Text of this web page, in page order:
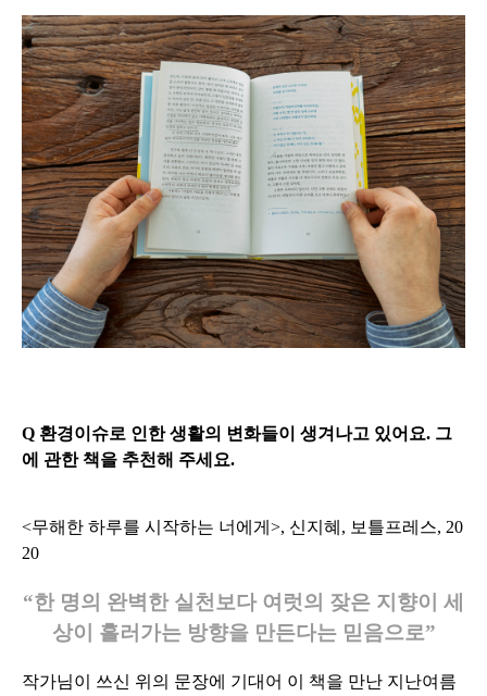
Q 환경이슈로 인한 생활의 변화들이 생겨나고 있어요. 그
에 관한 책을 추천해 주세요.
<무해한 하루를 시작하는 너에게>, 신지혜, 보틀프레스, 20
20
“한 명의 완벽한 실천보다 여럿의 잦은 지향이 세
상이 흘러가는 방향을 만든다는 믿음으로”
작가님이 쓰신 위의 문장에 기대어 이 책을 만난 지난여름